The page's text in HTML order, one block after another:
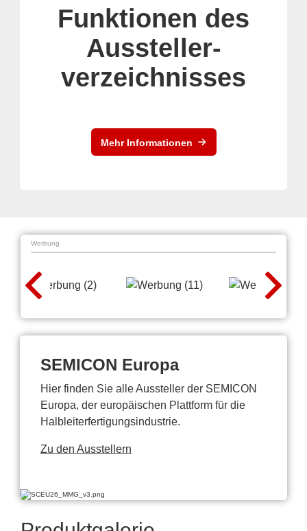
Funktionen des
Aussteller-
verzeichnisses
Mehr Informationen
Werbung
SEMICON Europa
Hier finden Sie alle Aussteller der SEMICON
Europa, der europäischen Plattform für die
Halbleiterfertigungsindustrie.
Zu den Ausstellern